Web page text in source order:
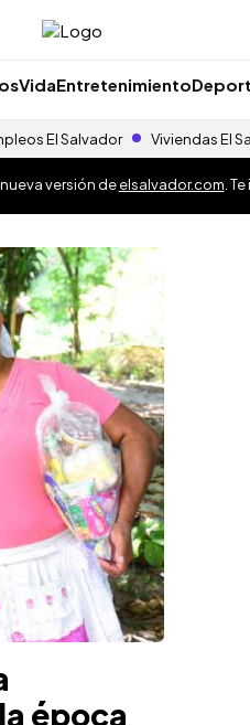
VidaEntretenimiento
El Salvador Viviendas El
versión deelsalvador.com .
época